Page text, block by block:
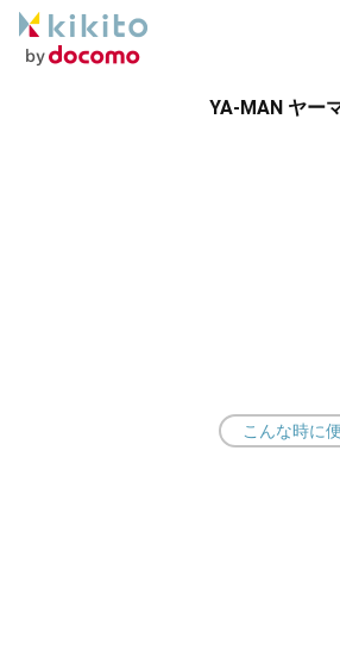
YA-MAN ヤー
こんな時に